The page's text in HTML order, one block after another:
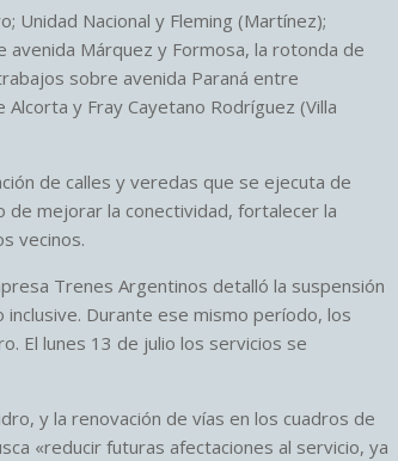
Unidad Nacional y Fleming (Martínez);
Márquez y Formosa, la rotonda de
sobre avenida Paraná entre
y Fray Cayetano Rodríguez (Villa
de calles y veredas que se ejecuta de
de mejorar la conectividad, fortalecer la
vecinos.
Trenes Argentinos detalló la suspensión
Durante ese mismo período, los
El lunes 13 de julio los servicios se
y la renovación de vías en los cuadros de
«reducir futuras afectaciones al servicio, ya